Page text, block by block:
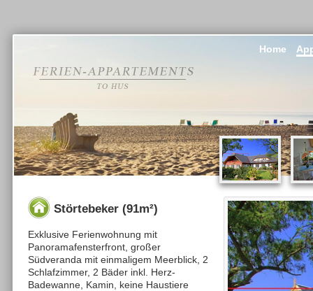
Home
Störtebeker (91m²)
Exklusive Ferienwohnung mit
Panoramafensterfront, großer
Südveranda mit einmaligem Meerblick, 2
Schlafzimmer, 2 Bäder inkl. Herz-
Badewanne, Kamin, keine Haustiere